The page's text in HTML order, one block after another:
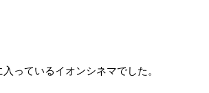
っているイオンシネマでした。